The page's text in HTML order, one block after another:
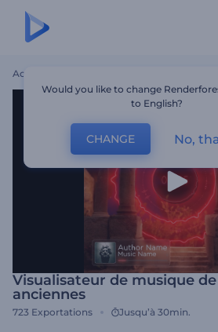
Accueil Visualisateur De
Visualisateur de musique
anciennes
723 Exportations Jusqu’à 30min.
Would you like to change
to English?
CHANGE No,